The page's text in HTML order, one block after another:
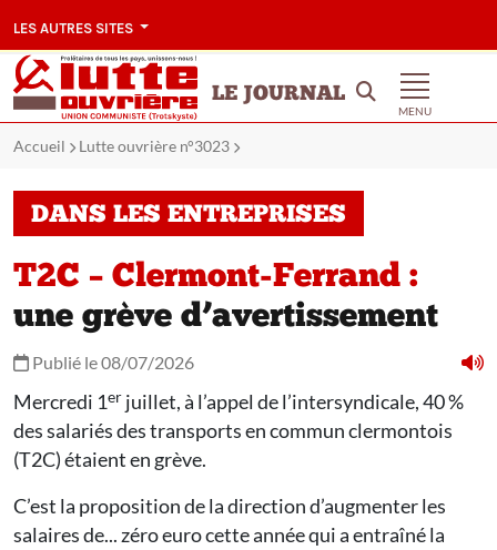
LES AUTRES SITES
LE JOURNAL
MENU
Accueil Lutte ouvrière n°3023
DANS LES ENTREPRISES
T2C – Clermont-Ferrand :
une grève d’avertissement
Publié le 08/07/2026
Mercredi 1er juillet, à l’appel de l’intersyndicale, 40 %
des salariés des transports en commun clermontois
(T2C) étaient en grève.
C’est la proposition de la direction d’augmenter les
salaires de... zéro euro cette année qui a entraîné la